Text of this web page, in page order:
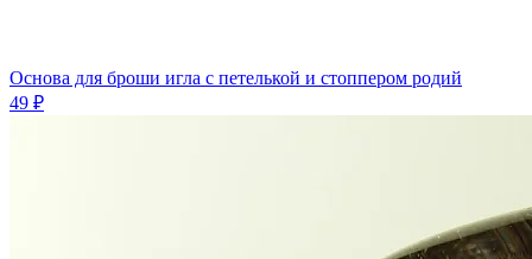
Основа для броши игла с петелькой и стоппером родий
49 ₽